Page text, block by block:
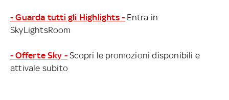
- Guarda tutti gli Highlights - Entra in
SkyLightsRoom
- Offerte Sky - Scopri le promozioni disponibili e
attivale subito